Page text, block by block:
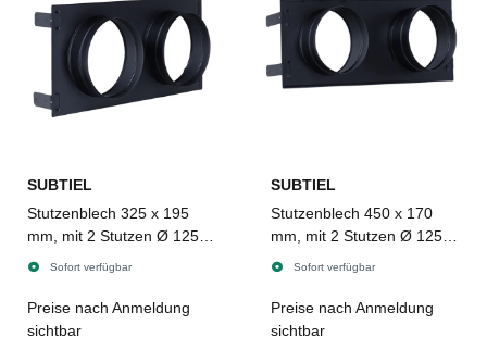
SUBTIEL
Stutzenblech 325 x 195
mm, mit 2 Stutzen Ø 125
mm, schwarz
Sofort verfügbar
Preise nach Anmeldung
sichtbar
SUBTIEL
Stutzenblech 450 x 170
mm, mit 2 Stutzen Ø 125
mm, schwarz
Sofort verfügbar
Preise nach Anmeldung
sichtbar